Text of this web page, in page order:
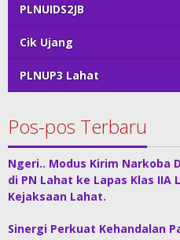
PLNUIDS2JB
Cik Ujang
PLNUP3 Lahat
Pos-pos Terbaru
Ngeri.. Modus Kirim Narkoba
di PN Lahat ke Lapas Klas
Kejaksaan Lahat.
Sinergi Perkuat Kehandalan